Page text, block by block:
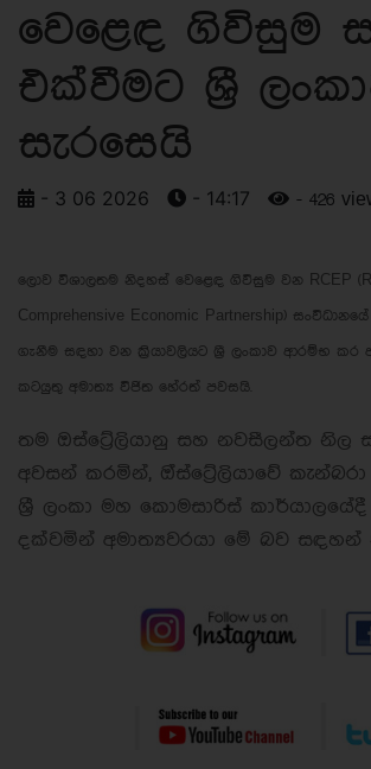
වෙළෙඳ ගිවිසුම
එක්වීමට ශ්‍රී
සැරසෙයි
- 3 06 2026 - 14:17 - 426
ලොව විශාලතම නිදහස් වෙළෙඳ ගිවිසුම වන RCEP
Comprehensive Economic Partnership)
ගැනීම සඳහා වන ක්‍රියාවලියට ශ්‍රී ලංකාව ආරම්භ
කටයුතු අමාත්‍ය විජිත හේරත් පවසයි.
තම ඔස්ට්‍රේලියානු සහ නවසීලන්ත නිල
අවසන් කරමින්, ඔ්ස්ට්‍රේලියාවේ
ශ්‍රී ලංකා මහ කොමසාරිස්
දක්වමින් අමාත්‍යවරයා මේ බව